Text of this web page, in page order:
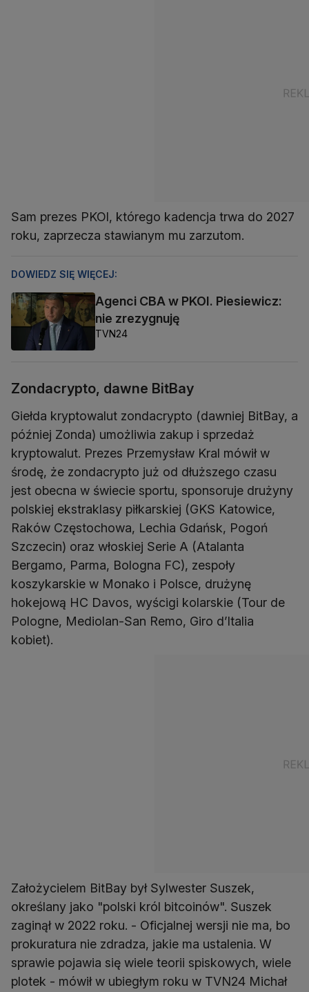
Sam prezes PKOl, którego kadencja trwa do 2027
roku, zaprzecza stawianym mu zarzutom.
DOWIEDZ SIĘ WIĘCEJ:
Agenci CBA w PKOI. Piesiewicz:
nie zrezygnuję
TVN24
Zondacrypto, dawne BitBay
Giełda kryptowalut zondacrypto (dawniej BitBay, a
później Zonda) umożliwia zakup i sprzedaż
kryptowalut. Prezes Przemysław Kral mówił w
środę, że zondacrypto już od dłuższego czasu
jest obecna w świecie sportu, sponsoruje drużyny
polskiej ekstraklasy piłkarskiej (GKS Katowice,
Raków Częstochowa, Lechia Gdańsk, Pogoń
Szczecin) oraz włoskiej Serie A (Atalanta
Bergamo, Parma, Bologna FC), zespoły
koszykarskie w Monako i Polsce, drużynę
hokejową HC Davos, wyścigi kolarskie (Tour de
Pologne, Mediolan-San Remo, Giro d’Italia
kobiet).
Założycielem BitBay był Sylwester Suszek,
określany jako "polski król bitcoinów". Suszek
zaginął w 2022 roku. - Oficjalnej wersji nie ma, bo
prokuratura nie zdradza, jakie ma ustalenia. W
sprawie pojawia się wiele teorii spiskowych, wiele
plotek - mówił w ubiegłym roku w TVN24 Michał